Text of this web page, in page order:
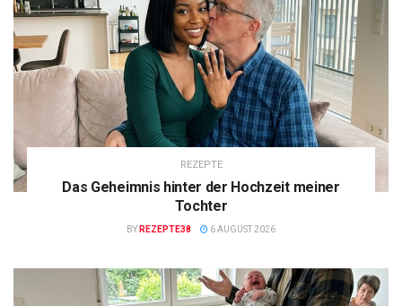
REZEPTE
Das Geheimnis hinter der Hochzeit meiner
Tochter
BY REZEPTE38 6 AUGUST 2026